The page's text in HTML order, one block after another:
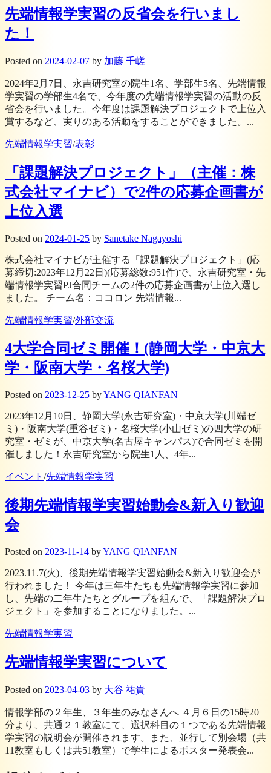
先端情報学実習の反省会を行いまし
た！
Posted on 2024-02-07 by 加藤 千嵯
2024年2月7日、永吉研究室の院生1名、学部生5名、先端情報
学実習の学部生4名で、今年度の先端情報学実習の活動の反
省会を行いました。今年度は課題解決プロジェクトで上位入
賞するなど、実りのある活動をすることができました。...
先端情報学実習/表彰
「課題解決プロジェクト」（主催：株
式会社マイナビ）で2件の応募企画書が
上位入選
Posted on 2024-01-25 by Sanetake Nagayoshi
株式会社マイナビが主催する「課題解決プロジェクト」(応
募締切:2023年12月22日)(応募総数:951件)で、永吉研究室・先
端情報学実習PJ合同チームの2件の応募企画書が上位入選し
ました。 チーム名：ココロン 先端情報...
先端情報学実習/外部交流
4大学合同ゼミ開催！(静岡大学・中京大
学・阪南大学・名桜大学)
Posted on 2023-12-25 byYANG QIANFAN
2023年12月10日、静岡大学(永吉研究室)・中京大学(川端ゼ
ミ)・阪南大学(重谷ゼミ)・名桜大学(小山ゼミ)の四大学の研
究室・ゼミが、中京大学(名古屋キャンパス)で合同ゼミを開
催しました！永吉研究室から院生1人、4年...
イベント /先端情報学実習
後期先端情報学実習始動会&新入り歓迎
会
Posted on 2023-11-14 byYANG QIANFAN
2023.11.7(火)、後期先端情報学実習始動会&新入り歓迎会が
行われました！ 今年は三年生たちも先端情報学実習に参加
し、先端の二年生たちとグループを組んで、「課題解決プロ
ジェクト」を参加することになりました。...
先端情報学実習
先端情報学実習について
Posted on 2023-04-03 by 大谷 祐貴
情報学部の２年生、３年生のみなさんへ ４月６日の15時20
分より、共通２１教室にて、選択科目の１つである先端情報
学実習の説明会が開催されます。また、並行して別会場（共
11教室もしくは共51教室）で学生によるポスター発表会...